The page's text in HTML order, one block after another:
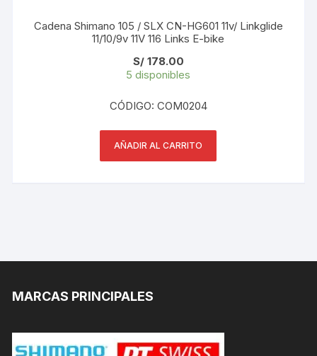
Cadena Shimano 105 / SLX CN-HG601 11v/ Linkglide
11/10/9v 11V 116 Links E-bike
S/178.00
5 disponibles
CÓDIGO: COM0204
AÑADIR AL CARRITO
MARCAS PRINCIPALES